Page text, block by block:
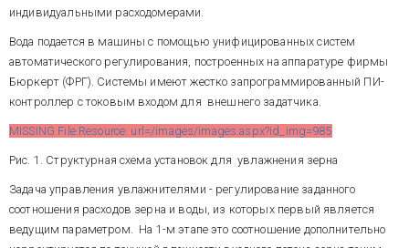
датчиком и аналоговые ПИ-
регуляторы производства
замена дифтрасформаторных
тензометрическими с целью
качественного улучшения
метрологических
характеристик каналов
зерна,
аппаратуры системы на
современную
микропроцессорную с целью
повышения качества
эксплуатационной надежности,
централизация и
компьютеризация управления,
индивидуальными расходомерами.
Вода подается в машины с помощью унифицированных систем
автоматического регулирования, построенных на аппаратуре фирмы
Бюркерт (ФРГ). Системы имеют жестко запрограммированный ПИ-
контроллер с токовым входом для внешнего задатчика.
MISSING File Resource: url=/images/images.aspx?id_img=985
Рис. 1. Структурная схема установок для увлажнения зерна
Задача управления увлажнителями - регулирование заданного
соотношения расходов зерна и воды, из которых первый является
ведущим параметром. На 1-м этапе это соотношение дополнительно